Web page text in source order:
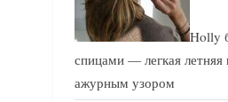
Holly
спицами — легкая летняя
ажурным узором